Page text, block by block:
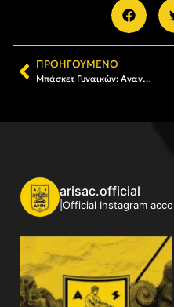
ΠΡΟΗΓΟΎΜΕΝΟ
Μπάσκετ Γυναικών: Ανανέωσε η Ελισσάβετ Εφραιμίδου
arisac.official
|Official Instagram